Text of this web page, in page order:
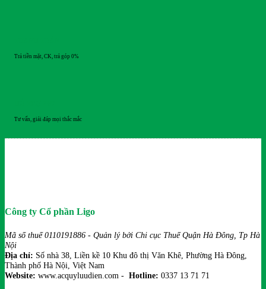
Trả tiền mặt, CK, trả góp 0%
Tư vấn, giải đáp mọi thắc mắc
Công ty Cổ phần Ligo
Mã số thuế 0110191886 - Quản lý bởi Chi cục Thuế Quận Hà Đông, Tp Hà
Nội
Địa chỉ: Số nhà 38, Liền kề 10 Khu đô thị Văn Khê, Phường Hà Đông,
Thành phố Hà Nội, Việt Nam
Website: www.acquyluudien.com - Hotline: 0337 13 71 71